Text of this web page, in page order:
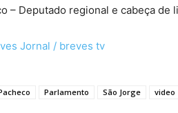
– Deputado regional e cabeça de
Jornal / breves tv
Parlamento São Jorge video